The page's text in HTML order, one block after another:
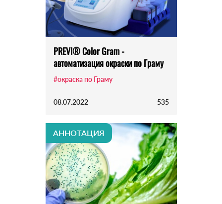
PREVI® Color Gram -
автоматизация окраски по Граму
#окраска по Граму
08.07.2022 535
АННОТАЦИЯ